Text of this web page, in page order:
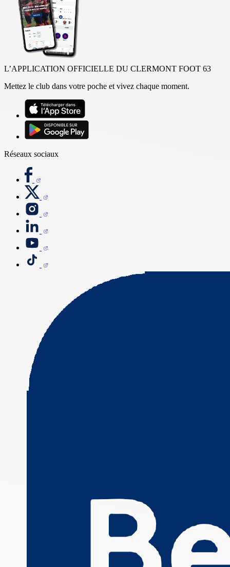
L’APPLICATION OFFICIELLE DU CLERMONT FOOT 63
Mettez le club dans votre poche et vivez chaque moment.
Réseaux sociaux